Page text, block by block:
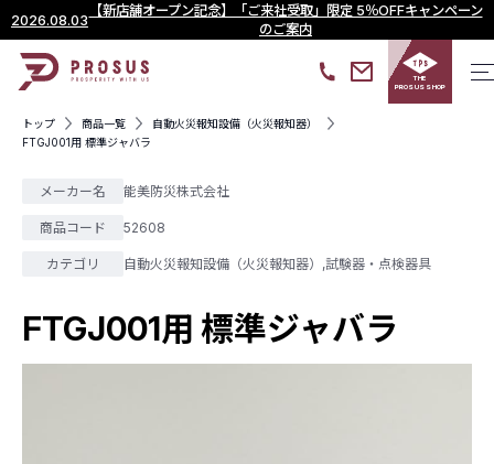
2026.08.03
【新店舗オープン記念】「ご来社受取」限定 5％OFFキャンペーン
のご案内
THE
PROSUS SHOP
トップ 商品一覧
自動火災報知設備（火災報知器）
FTGJ001用 標準ジャバラ
メーカー名 能美防災株式会社
商品コード 52608
カテゴリ 自動火災報知設備（火災報知器） ,試験器・点検器具
FTGJ001用 標準ジャバラ